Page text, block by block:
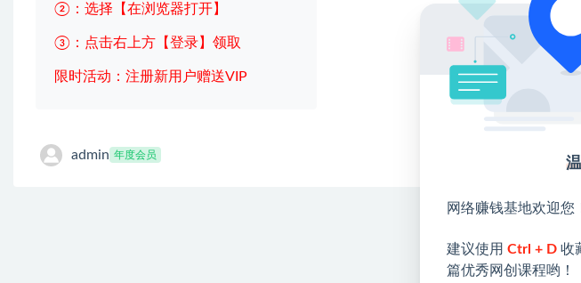
②：选择【在浏览器打开】
③：点击右上方【登录】领取
限时活动：注册新用户赠送VIP
admin 年度会员
网络赚钱基地欢迎您
建议使用 Ctrl + D 收
篇优秀网创课程哟！